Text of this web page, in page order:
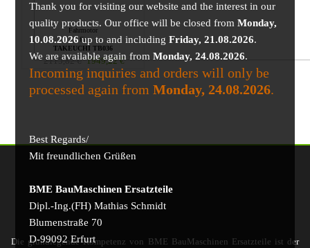
Thank you for visiting our website and the interest in our
quality products. Our office will be closed fromMonday,
10.08.2026up to and includingFriday, 21.08.2026.
We are available again fromMonday, 24.08.2026.
Incoming inquiries and orders will only be
processed again fromMonday, 24.08.2026.
Best Regards/
Mit freundlichen Grüßen
BME BauMaschinen Ersatzteile
Dipl.-Ing.(FH) Mathias Schmidt
Blumenstraße 70
D-99092 Erfurt
Fahrmotor
für
TAKEUCHI TB036
2115,82€ 1949,22€
Die grundlegende Kompetenz von BME BauMaschinen Ersatzteile ist der